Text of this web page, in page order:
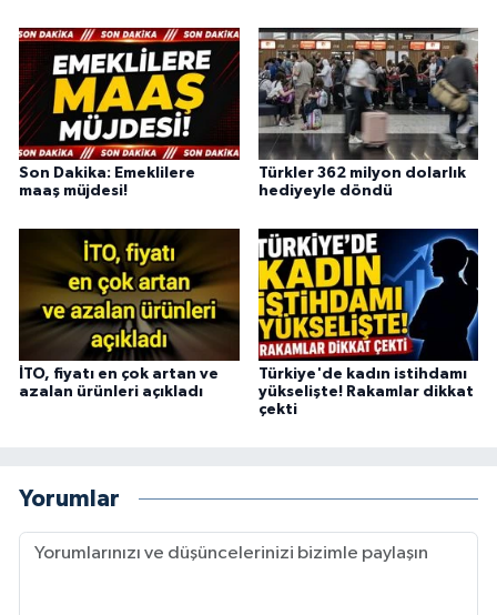
Son Dakika: Emeklilere
maaş müjdesi!
Türkler 362 milyon dolarlık
hediyeyle döndü
İTO, fiyatı en çok artan ve
azalan ürünleri açıkladı
Türkiye'de kadın istihdamı
yükselişte! Rakamlar dikkat
çekti
Yorumlar